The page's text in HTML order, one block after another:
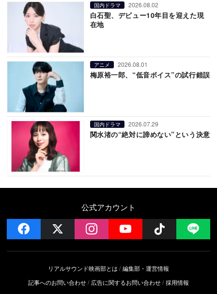
国内ドラマ 2026.08.02
白石聖、デビュー10年目を迎えた現
在地
アニメ 2026.08.01
梅原裕一郎、“低音ボイス”の試行錯誤
国内ドラマ 2026.07.29
関水渚の“絶対に諦めない”という決意
公式アカウント
facebook instagramYouTube Follow
リアルサウンド映画部とは
編集部・運営情報
記事へのお問い合わせ
広告に関するお問い合わせ 採用情報